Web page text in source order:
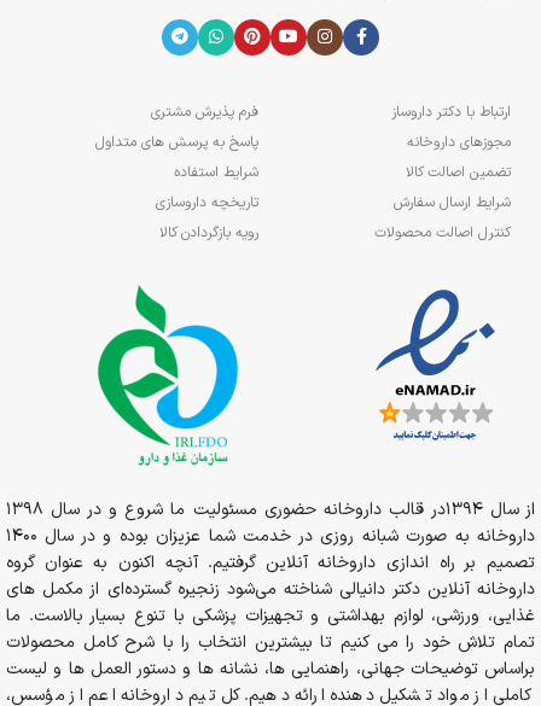
ارتباط با دکتر داروساز
مجوزهای داروخانه
تضمین اصالت کالا
شرایط ارسال سفارش
کنترل اصالت محصولات
فرم پذیرش مشتری
پاسخ به پرسش های متداول
شرایط استفاده
تاریخچه داروسازی
رویه بازگردادن کالا
از سال 1394در قالب داروخانه حضوری مسئولیت ما شروع و در سال 1398
داروخانه به صورت شبانه روزی در خدمت شما عزیزان بوده و در سال 1400
تصمیم بر راه اندازی داروخانه آنلاین گرفتیم. آنچه اکنون به عنوان گروه
داروخانه آنلاین دکتر دانیالی شناخته می‌شود زنجیره گسترده‌ای از مکمل های
غذایی، ورزشی، لوازم بهداشتی و تجهیزات پزشکی با تنوع بسیار بالاست. ما
تمام تلاش خود را می کنیم تا بیشترین انتخاب را با شرح کامل محصولات
براساس توضیحات جهانی، راهنمایی ها، نشانه ها و دستور العمل ها و لیست
کاملی از مواد تشکیل دهنده ارائه دهیم. کل تیم داروخانه اعم از مؤسس،